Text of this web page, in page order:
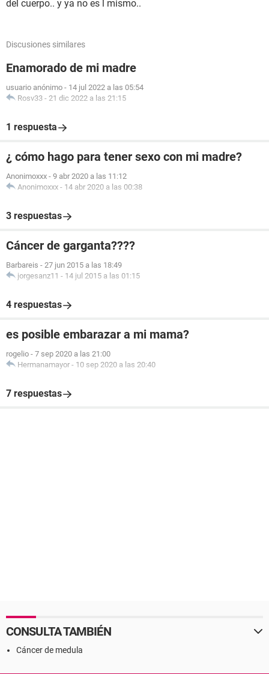
del cuerpo.. y ya no es l mismo..
Discusiones similares
Enamorado de mi madre
usuario anónimo - 14 jul 2022 a las 05:54
Rosv33 - 21 dic 2022 a las 21:15
1 respuesta
¿ cómo hago para tener sexo con mi madre?
Anonimoxxx - 9 abr 2020 a las 11:12
Anonimoxxx - 14 abr 2020 a las 00:38
3 respuestas
Cáncer de garganta????
Barbareis - 27 jun 2015 a las 18:49
jorgesanz11 - 14 jul 2015 a las 01:15
4 respuestas
es posible embarazar a mi mama?
rogelio - 7 sep 2020 a las 21:00
Hermanamayor - 10 sep 2020 a las 20:40
7 respuestas
CONSULTA TAMBIÉN
Cáncer de medula